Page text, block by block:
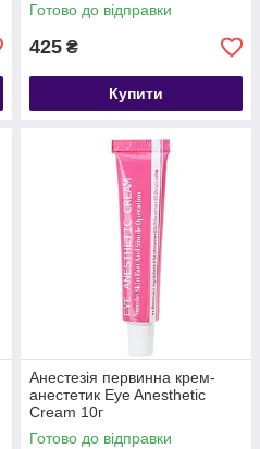
Готово до відправки
425 ₴
Купити
Анестезія первинна крем-
анестетик Eye Anesthetic
Cream 10г
Готово до відправки